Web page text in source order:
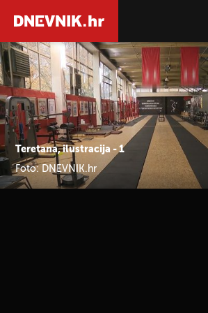
Teretana, ilustracija - 1
Foto: DNEVNIK.hr